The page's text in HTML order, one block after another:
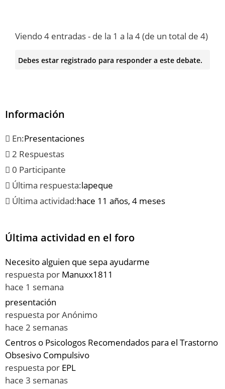
Viendo 4 entradas - de la 1 a la 4 (de un total de 4)
Debes estar registrado para responder a este debate.
Información
En:Presentaciones
2 Respuestas
0 Participante
Última respuesta:lapeque
Última actividad:hace 11 años, 4 meses
Última actividad en el foro
Necesito alguien que sepa ayudarme
respuesta por Manuxx1811
hace 1 semana
presentación
respuesta porAnónimo
hace 2 semanas
Centros o Psicologos Recomendados para el Trastorno
Obsesivo Compulsivo
respuesta por EPL
hace 3 semanas